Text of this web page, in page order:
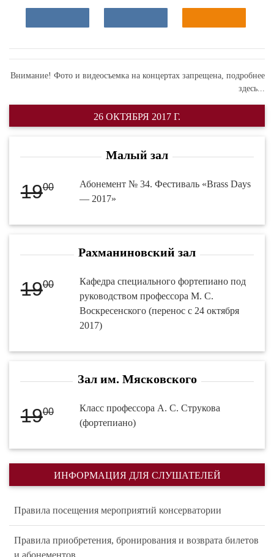
Внимание! Фото и видеосъемка на концертах запрещена, подробнее
здесь...
26 ОКТЯБРЯ 2017 Г.
Малый зал
1900
Абонемент № 34. Фестиваль «Brass Days
— 2017»
Рахманиновский зал
1900
Кафедра специального фортепиано под
руководством профессора М. С.
Воскресенского (перенос с 24 октября
2017)
Зал им. Мясковского
1900
Класс профессора А. С. Струкова
(фортепиано)
ИНФОРМАЦИЯ ДЛЯ СЛУШАТЕЛЕЙ
Правила посещения мероприятий консерватории
Правила приобретения, бронирования и возврата билетов
и абонементов